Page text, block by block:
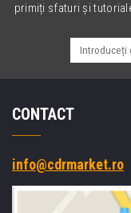
primiți sfaturi și
CONTACT
info@cdrmarket.ro